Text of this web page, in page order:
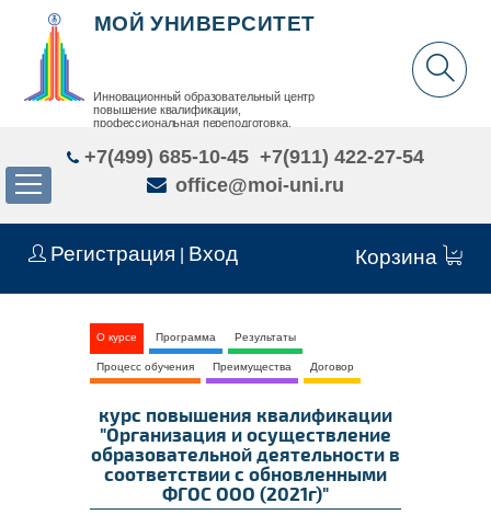
Регистрация Вход Корзина
МОЙ УНИВЕРСИТЕТ
Инновационный образовательный центр
повышение квалификации,
профессиональная переподготовка,
+7(499) 685-10-45 +7(911) 422-27-54
office@moi-uni.ru
О курсе Программа Результаты
Процесс обучения Преимущества Договор
курс повышения квалификации
"Организация и осуществление
образовательной деятельности в
соответствии с обновленными
ФГОС ООО (2021г)"